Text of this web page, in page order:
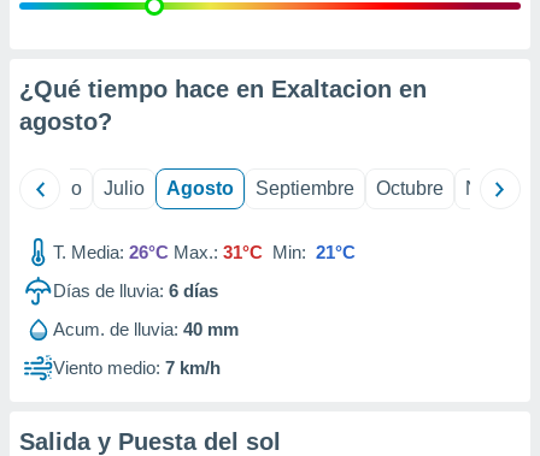
e
mediante
publicidad
de
1199
¿Qué tiempo hace en Exaltacion en
agosto?
Junio Julio Agosto Septiembre Octubre
T. Media: 26°C Max.: 31°C Min: 21°C
Días de lluvia: 6 días
Acum. de lluvia: 40 mm
Viento medio: 7 km/h
Salida y Puesta del sol